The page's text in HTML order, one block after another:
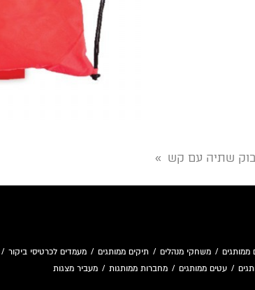
שתיה עם קש »
ממותגים / משחקי מנהלים / תיקים ממותגים / מעמדים לכרטיסי ביקור
/ עטים ממותגים / מחברות ממותגות / מעביר מצגות